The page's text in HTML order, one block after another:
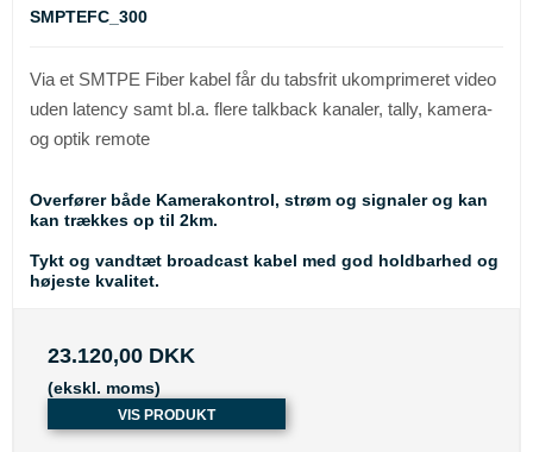
SMPTEFC_300
Via et SMTPE Fiber kabel får du tabsfrit ukomprimeret video
uden latency samt bl.a. flere talkback kanaler, tally, kamera-
og optik remote
Overfører både Kamerakontrol, strøm og signaler og kan
kan trækkes op til 2km.
Tykt og vandtæt broadcast kabel med god holdbarhed og
højeste kvalitet.
23.120,00 DKK
(ekskl. moms)
VIS PRODUKT